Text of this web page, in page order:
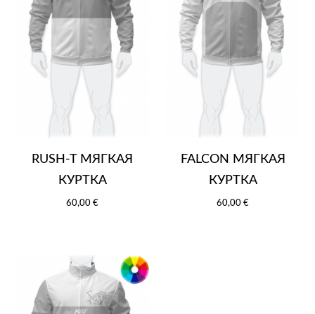
RUSH-T МЯГКАЯ
КУРТКА
60,00 €
FALCON МЯГКАЯ
КУРТКА
60,00 €